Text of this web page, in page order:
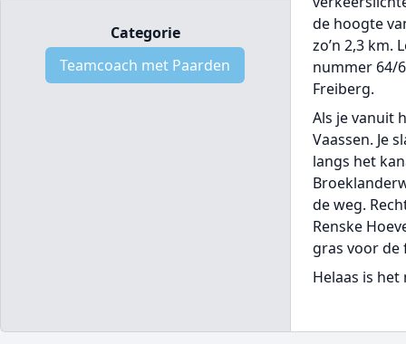
Categorie
Teamcoach met Paarden
de hoogte
zo’n 2,3 km.
nummer 64/
Freiberg.
Als je vanuit
Vaassen. Je
langs het
de weg.
Renske
gras voor
Helaas is